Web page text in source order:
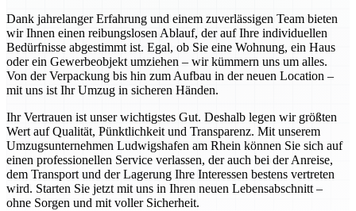
Dank jahrelanger Erfahrung und einem zuverlässigen Team bieten
wir Ihnen einen reibungslosen Ablauf, der auf Ihre individuellen
Bedürfnisse abgestimmt ist. Egal, ob Sie eine Wohnung, ein Haus
oder ein Gewerbeobjekt umziehen – wir kümmern uns um alles.
Von der Verpackung bis hin zum Aufbau in der neuen Location –
mit uns ist Ihr Umzug in sicheren Händen.
Ihr Vertrauen ist unser wichtigstes Gut. Deshalb legen wir größten
Wert auf Qualität, Pünktlichkeit und Transparenz. Mit unserem
Umzugsunternehmen Ludwigshafen am Rhein können Sie sich auf
einen professionellen Service verlassen, der auch bei der Anreise,
dem Transport und der Lagerung Ihre Interessen bestens vertreten
wird. Starten Sie jetzt mit uns in Ihren neuen Lebensabschnitt –
ohne Sorgen und mit voller Sicherheit.